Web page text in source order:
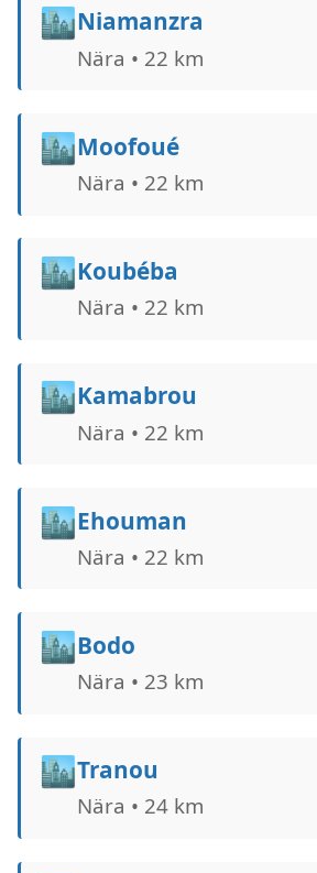
🏙️Niamanzra
Nära • 22 km
🏙️Moofoué
Nära • 22 km
🏙️Koubéba
Nära • 22 km
🏙️Kamabrou
Nära • 22 km
🏙️Ehouman
Nära • 22 km
🏙️Bodo
Nära • 23 km
🏙️Tranou
Nära • 24 km